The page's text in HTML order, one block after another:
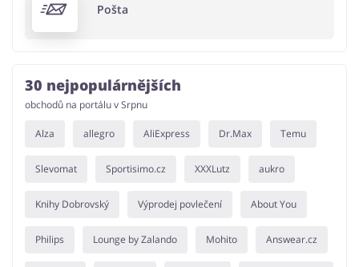
Pošta
30 nejpopulárnějších
obchodů na portálu v Srpnu
Alza allegro AliExpress Dr.Max Temu
Slevomat Sportisimo.cz XXXLutz aukro
Knihy Dobrovský Výprodej povlečení About You
Philips Lounge by Zalando Mohito Answear.cz